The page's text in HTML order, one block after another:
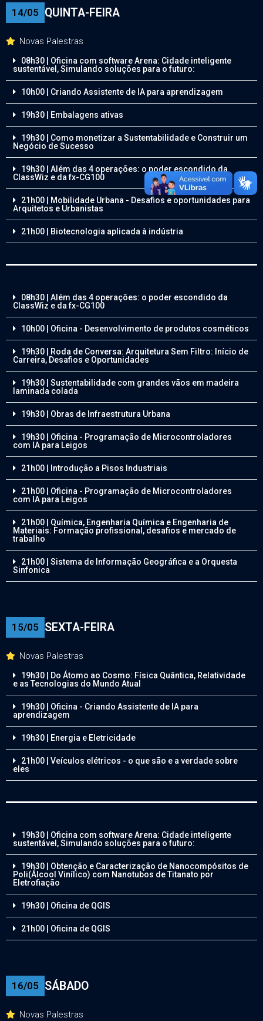
14/05 QUINTA-FEIRA
Novas Palestras
08h30 | Oficina com software Arena: Cidade inteligente
sustentável, Simulando soluções para o futuro:
10h00 | Criando Assistente de IA para aprendizagem
19h30 | Embalagens ativas
19h30 | Como monetizar a Sustentabilidade e Construir um
Negócio de Sucesso
19h30 | Além das 4 operações: o poder escondido da
ClassWiz e da fx-CG100
21h00 | Mobilidade Urbana - Desafios e oportunidades para
Arquitetos e Urbanistas
21h00 | Biotecnologia aplicada à indústria
08h30 | Além das 4 operações: o poder escondido da
ClassWiz e da fx-CG100
10h00 | Oficina - Desenvolvimento de produtos cosméticos
19h30 | Roda de Conversa: Arquitetura Sem Filtro: Início de
Carreira, Desafios e Oportunidades
19h30 | Sustentabilidade com grandes vãos em madeira
laminada colada
19h30 | Obras de Infraestrutura Urbana
19h30 | Oficina - Programação de Microcontroladores
com IA para Leigos
21h00 | Introdução a Pisos Industriais
21h00 | Oficina - Programação de Microcontroladores
com IA para Leigos
21h00 | Química, Engenharia Química e Engenharia de
Materiais: Formação profissional, desafios e mercado de
trabalho
21h00 | Sistema de Informação Geográfica e a Orquesta
Sinfonica
15/05 SEXTA-FEIRA
Novas Palestras
19h30 | Do Átomo ao Cosmo: Física Quântica, Relatividade
e as Tecnologias do Mundo Atual
19h30 | Oficina - Criando Assistente de IA para
aprendizagem
19h30 | Energia e Eletricidade
21h00 | Veículos elétricos - o que são e a verdade sobre
eles
19h30 | Oficina com software Arena: Cidade inteligente
sustentável, Simulando soluções para o futuro:
19h30 | Obtenção e Caracterização de Nanocompósitos de
Poli(Álcool Vinílico) com Nanotubos de Titanato por
Eletrofiação
19h30 | Oficina de QGIS
21h00 | Oficina de QGIS
16/05 SÁBADO
Novas Palestras